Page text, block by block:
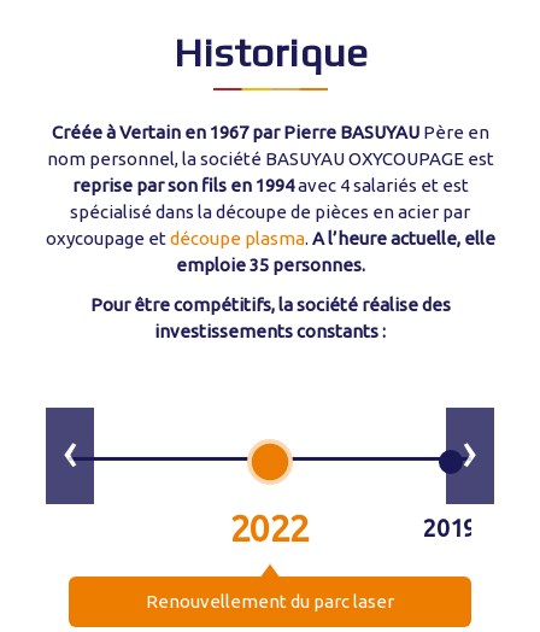
Historique
Créée à Vertain en 1967 par Pierre BASUYAUPère en
nom personnel, la société BASUYAU OXYCOUPAGE est
reprise par son fils en 1994avec 4 salariés et est
spécialisé dans la découpe de pièces en acier par
oxycoupage etdécoupe plasma. A l’heure actuelle, elle
emploie 35 personnes.
Pour être compétitifs, la société réalise des
investissements constants :
‹
2022 2019
›
Renouvellement du parc laser